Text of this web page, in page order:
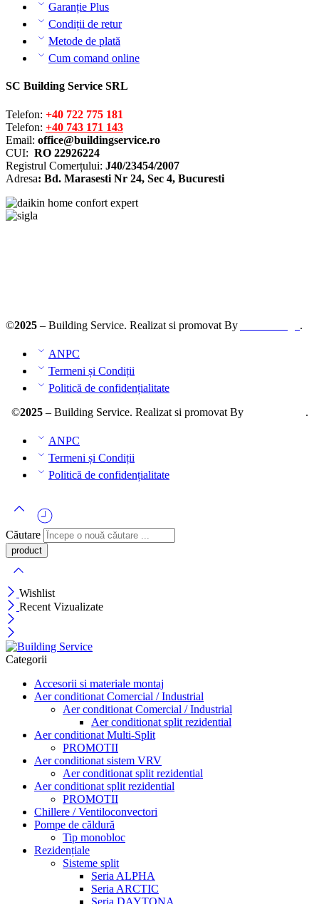
Garanție Plus
Condiții de retur
Metode de plată
Cum comand online
SC Building Service SRL
Telefon: +40 722 775 181
Telefon: +40 743 171 143
Email: office@buildingservice.ro
CUI: RO 22926224
Registrul Comerțului: J40/23454/2007
Adresa: Bd. Marasesti Nr 24, Sec 4, Bucuresti
©2025 – Building Service. Realizat si promovat By .
ANPC
Termeni și Condiții
Politică de confidențialitate
©2025– Building Service. Realizat si promovat By .
ANPC
Termeni și Condiții
Politică de confidențialitate
Căutare
Wishlist
Recent Vizualizate
Categorii
Accesorii si materiale montaj
Aer conditionat Comercial / Industrial
Aer conditionat Comercial / Industrial
Aer conditionat split rezidential
Aer conditionat Multi-Split
PROMOTII
Aer conditionat sistem VRV
Aer conditionat split rezidential
Aer conditionat split rezidential
PROMOTII
Chillere / Ventiloconvectori
Pompe de căldură
Tip monobloc
Rezidențiale
Sisteme split
Seria ALPHA
Seria ARCTIC
Seria DAYTONA